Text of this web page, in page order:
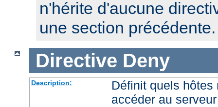
n'hérite d'aucune
une section précédente.
Directive Deny
Description:
Définit quels
accéder au serveur